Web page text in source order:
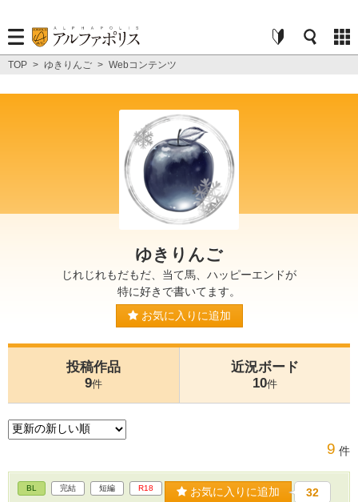
TOP > ゆきりんご > Webコンテンツ
ゆきりんご
じれじれもだもだ、当て馬、ハッピーエンドが
特に好きで書いてます。
お気に入りに追加
投稿作品
9件
近況ボード
10件
9 件
BL 完結 短編 R18 お気に入りに追加 32